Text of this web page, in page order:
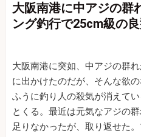
大阪南港に中アジの群
ング釣行で25cm級の
大阪南港に突如、中アジの群
に出かけたのだが、そんな欲
ふうに釣り人の殺気が消えて
とくる。最近は元気なアジの
足りなかったが、取り返せた